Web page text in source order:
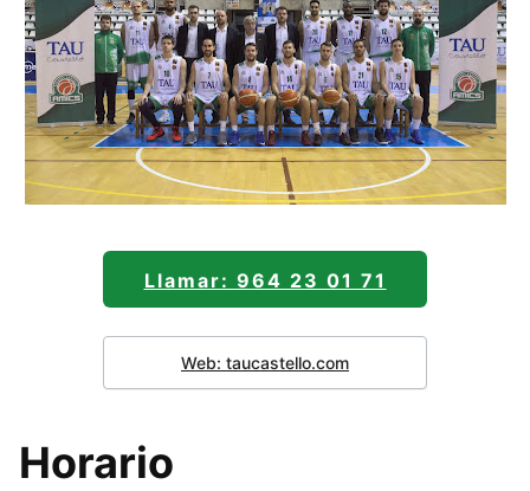
Llamar: 964 23 01 71
Web: taucastello.com
Horario